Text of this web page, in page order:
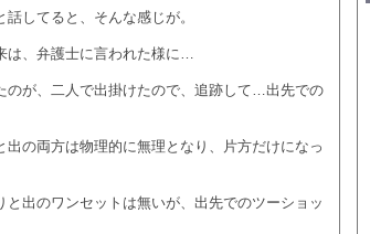
してると、そんな感じが。
は、弁護士に言われた様に…
のが、二人で出掛けたので、追跡して…出先での
出の両方は物理的に無理となり、片方だけになっ
と出のワンセットは無いが、出先でのツーショッ